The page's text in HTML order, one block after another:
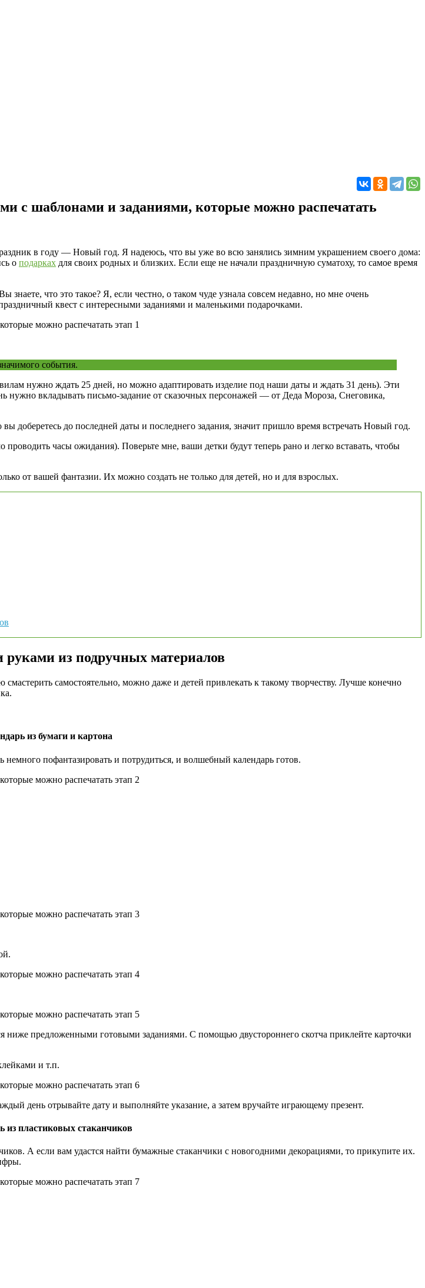
с шаблонами и заданиями, которые можно распечатать
в году — Новый год. Я надеюсь, что вы уже во всю занялись зимним украшением своего дома:
о подарках для своих родных и близких. Если еще не начали праздничную суматоху, то самое время
что это такое? Я, если честно, о таком чуде узнала совсем недавно, но мне очень
квест с интересными заданиями и маленькими подарочками.
события.
нужно ждать 25 дней, но можно адаптировать изделие под наши даты и ждать 31 день). Эти
вкладывать письмо-задание от сказочных персонажей — от Деда Мороза, Снеговика,
доберетесь до последней даты и последнего задания, значит пришло время встречать Новый год.
проводить часы ожидания). Поверьте мне, ваши детки будут теперь рано и легко вставать, чтобы
от вашей фантазии. Их можно создать не только для детей, но и для взрослых.
руками из подручных материалов
самостоятельно, можно даже и детей привлекать к такому творчеству. Лучше конечно
из бумаги и картона
пофантазировать и потрудиться, и волшебный календарь готов.
ниже предложенными готовыми заданиями. С помощью двустороннего скотча приклейте карточки
и т.п.
день отрывайте дату и выполняйте указание, а затем вручайте играющему презент.
из пластиковых стаканчиков
А если вам удастся найти бумажные стаканчики с новогодними декорациями, то прикупите их.